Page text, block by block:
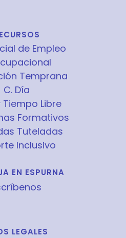
de Empleo
Temprana
C. Día
Tiempo Libre
Formativos
Tuteladas
Inclusivo
EN ESPURNA
LEGALES